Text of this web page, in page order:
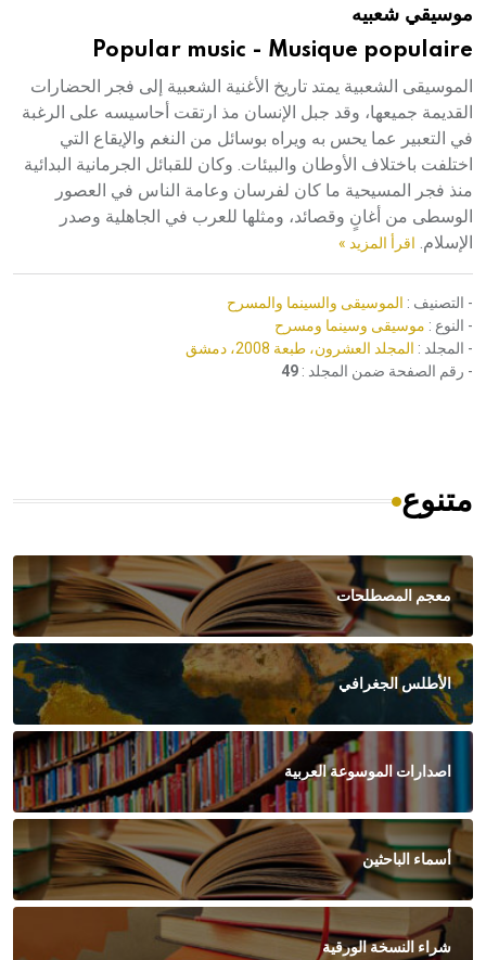
هيئة الموسوعة العربية تطلق موسوعات جديدة في عام 2026موسيقي شعبيه
Popular music - Musique populaire
الموسيقى الشعبية يمتد تاريخ الأغنية الشعبية إلى فجر الحضارات
القديمة جميعها، وقد جبل الإنسان مذ ارتقت أحاسيسه على الرغبة
في التعبير عما يحس به ويراه بوسائل من النغم والإيقاع التي
اختلفت باختلاف الأوطان والبيئات. وكان للقبائل الجرمانية البدائية
منذ فجر المسيحية ما كان لفرسان وعامة الناس في العصور
الوسطى من أغانٍ وقصائد، ومثلها للعرب في الجاهلية وصدر
الإسلام. اقرأ المزيد »
- التصنيف : الموسيقى والسينما والمسرح
- النوع : موسيقى وسينما ومسرح
- المجلد : المجلد العشرون، طبعة 2008، دمشق
- رقم الصفحة ضمن المجلد : 49
متنوع
معجم المصطلحات
الأطلس الجغرافي
اصدارات الموسوعة العربية
أسماء الباحثين
شراء النسخة الورقية